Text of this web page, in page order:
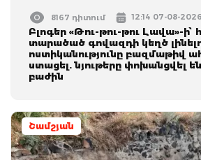
8167 դիտում 12:14 07-08-2026
Բլոգեր «Թու-թու-թու Լավա»-
տարածած գովազդի կեղծ
ոստիկանությունը բազմաթիվ
ստացել. նյութերը փոխանցվել
բաժին
Շամշյան